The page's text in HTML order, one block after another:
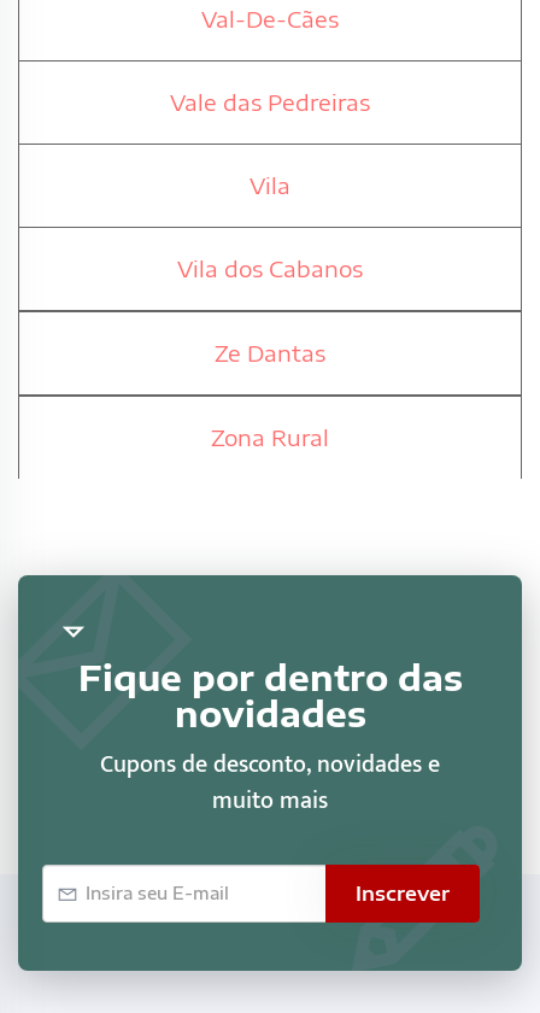
Val-De-Cães
Vale das Pedreiras
Vila
Vila dos Cabanos
Ze Dantas
Zona Rural
Fique por dentro das
novidades
Cupons de desconto, novidades e
muito mais
Inscrever